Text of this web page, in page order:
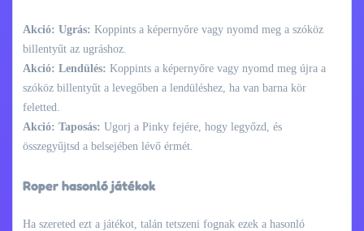
Akció: Ugrás: Koppints a képernyőre vagy nyomd meg a szóköz
billentyűt az ugráshoz.
Akció: Lendülés: Koppints a képernyőre vagy nyomd meg újra a
szóköz billentyűt a levegőben a lendüléshez, ha van barna kör
feletted.
Akció: Taposás: Ugorj a Pinky fejére, hogy legyőzd, és
összegyűjtsd a belsejében lévő érmét.
Roper hasonló játékok
Ha szereted ezt a játékot, talán tetszeni fognak ezek a hasonló